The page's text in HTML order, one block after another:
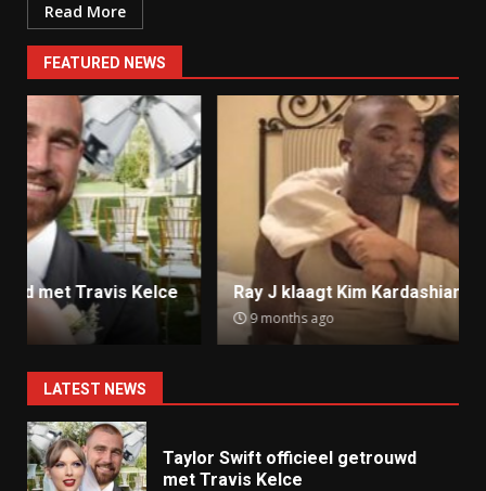
Read More
FEATURED NEWS
Ray J klaagt Kim Kardashian aan om sekstape
9 months ago
LATEST NEWS
Taylor Swift officieel getrouwd
met Travis Kelce